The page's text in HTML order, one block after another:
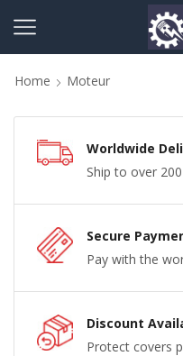
Home Moteur
Worldwide
Ship to over
Secure
Pay with the
Discount
Protect covers